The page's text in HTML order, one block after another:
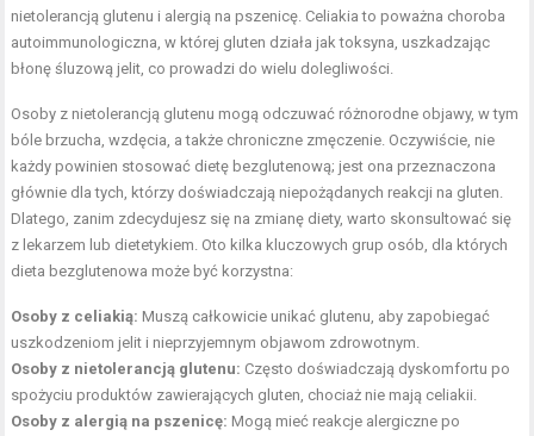
nietolerancją glutenu i alergią na pszenicę. Celiakia to poważna choroba
autoimmunologiczna, w której gluten działa jak toksyna, uszkadzając
błonę śluzową jelit, co prowadzi do wielu dolegliwości.
Osoby z nietolerancją glutenu mogą odczuwać różnorodne objawy, w tym
bóle brzucha, wzdęcia, a także chroniczne zmęczenie. Oczywiście, nie
każdy powinien stosować dietę bezglutenową; jest ona przeznaczona
głównie dla tych, którzy doświadczają niepożądanych reakcji na gluten.
Dlatego, zanim zdecydujesz się na zmianę diety, warto skonsultować się
z lekarzem lub dietetykiem. Oto kilka kluczowych grup osób, dla których
dieta bezglutenowa może być korzystna:
Osoby z celiakią: Muszą całkowicie unikać glutenu, aby zapobiegać
uszkodzeniom jelit i nieprzyjemnym objawom zdrowotnym.
Osoby z nietolerancją glutenu: Często doświadczają dyskomfortu po
spożyciu produktów zawierających gluten, chociaż nie mają celiakii.
Osoby z alergią na pszenicę: Mogą mieć reakcje alergiczne po